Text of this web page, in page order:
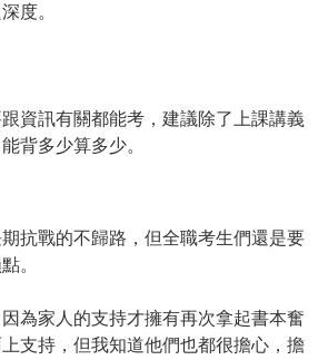
度。
資訊有關都能考，建議除了上課講義
背多少算多少。
抗戰的不歸路，但全職考生們還是要
。
為家人的支持才擁有再次拿起書本奮
支持，但我知道他們也都很擔心，擔